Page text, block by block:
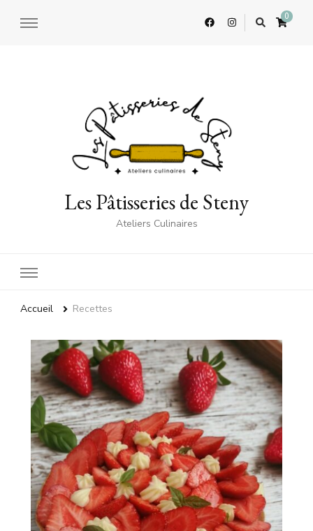
0
Les Pâtisseries de Steny
Ateliers Culinaires
Accueil Recettes